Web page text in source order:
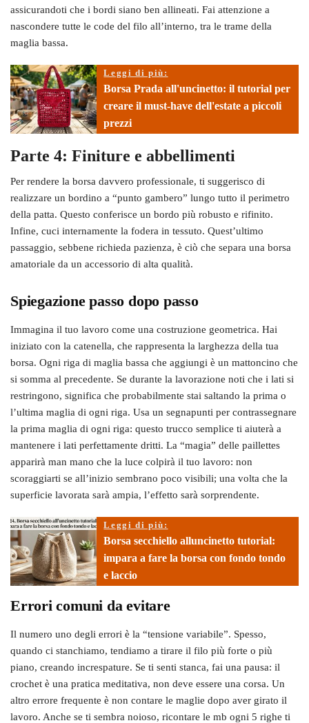
assicurandoti che i bordi siano ben allineati. Fai attenzione a
nascondere tutte le code del filo all’interno, tra le trame della
maglia bassa.
Leggi di più:
Borsa Prada all'uncinetto: il tutorial per
creare il must-have dell'estate a piccoli
prezzi
Parte 4: Finiture e abbellimenti
Per rendere la borsa davvero professionale, ti suggerisco di
realizzare un bordino a “punto gambero” lungo tutto il perimetro
della patta. Questo conferisce un bordo più robusto e rifinito.
Infine, cuci internamente la fodera in tessuto. Quest’ultimo
passaggio, sebbene richieda pazienza, è ciò che separa una borsa
amatoriale da un accessorio di alta qualità.
Spiegazione passo dopo passo
Immagina il tuo lavoro come una costruzione geometrica. Hai
iniziato con la catenella, che rappresenta la larghezza della tua
borsa. Ogni riga di maglia bassa che aggiungi è un mattoncino che
si somma al precedente. Se durante la lavorazione noti che i lati si
restringono, significa che probabilmente stai saltando la prima o
l’ultima maglia di ogni riga. Usa un segnapunti per contrassegnare
la prima maglia di ogni riga: questo trucco semplice ti aiuterà a
mantenere i lati perfettamente dritti. La “magia” delle paillettes
apparirà man mano che la luce colpirà il tuo lavoro: non
scoraggiarti se all’inizio sembrano poco visibili; una volta che la
superficie lavorata sarà ampia, l’effetto sarà sorprendente.
Leggi di più:
Borsa secchiello alluncinetto tutorial:
impara a fare la borsa con fondo tondo
e laccio
Errori comuni da evitare
Il numero uno degli errori è la “tensione variabile”. Spesso,
quando ci stanchiamo, tendiamo a tirare il filo più forte o più
piano, creando increspature. Se ti senti stanca, fai una pausa: il
crochet è una pratica meditativa, non deve essere una corsa. Un
altro errore frequente è non contare le maglie dopo aver girato il
lavoro. Anche se ti sembra noioso, ricontare le mb ogni 5 righe ti